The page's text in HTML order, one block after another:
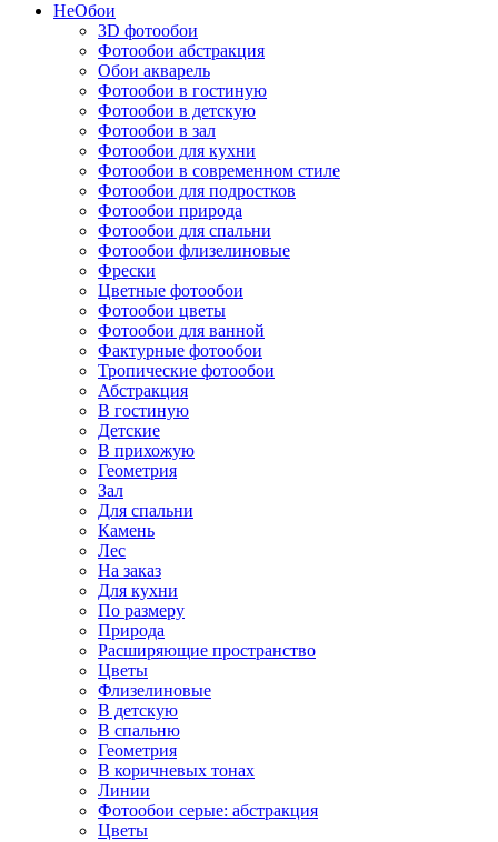
НеОбои
3D фотообои
Фотообои абстракция
Обои акварель
Фотообои в гостиную
Фотообои в детскую
Фотообои в зал
Фотообои для кухни
Фотообои в современном стиле
Фотообои для подростков
Фотообои природа
Фотообои для спальни
Фотообои флизелиновые
Фрески
Цветные фотообои
Фотообои цветы
Фотообои для ванной
Фактурные фотообои
Тропические фотообои
Абстракция
В гостиную
Детские
В прихожую
Геометрия
Зал
Для спальни
Камень
Лес
На заказ
Для кухни
По размеру
Природа
Расширяющие пространство
Цветы
Флизелиновые
В детскую
В спальню
Геометрия
В коричневых тонах
Линии
Фотообои серые: абстракция
Цветы